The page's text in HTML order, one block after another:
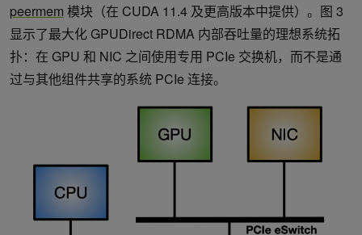
peermem 模块（在 CUDA 11.4 及更高版本中提供）。图 3
显示了最大化 GPUDirect RDMA 内部吞吐量的理想系统拓
扑：在 GPU 和 NIC 之间使用专用 PCIe 交换机，而不是通
过与其他组件共享的系统 PCIe 连接。